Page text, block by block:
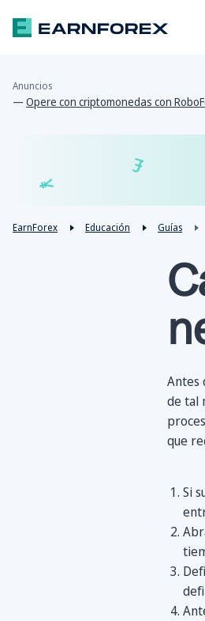
Anuncios
— Opere con criptomonedas con
EarnForex Educación Guías
Antes
de tal
que
Si